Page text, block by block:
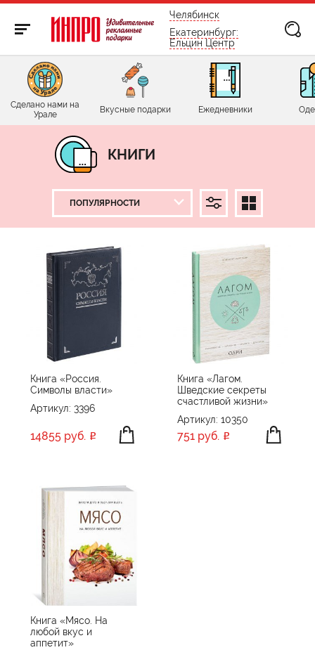
бесплатно по России
Челябинск
Екатеринбург:
Ельцин Центр
Сделано нами на
Урале
Вкусные подарки Ежедневники
КНИГИ
ПРОИЗВОДИТЕЛЬ
Без бренда
ПРИМЕНИТЬ СБРОСИТЬ
Книга «Россия.
Символы власти»
Артикул: 3396
14855 руб.
Книга «Лагом.
Шведские секреты
счастливой жизни»
Артикул: 10350
751 руб.
Книга «Мясо. На
любой вкус и
аппетит»